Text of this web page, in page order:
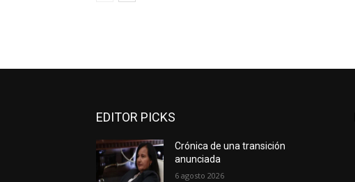
EDITOR PICKS
Crónica de una transición
anunciada
6 agosto 2026